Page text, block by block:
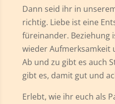
Dann seid ihr in
richtig. Liebe ist eine
füreinander. Beziehung
wieder Aufmerksamkeit
Ab und zu gibt es auch
gibt es, damit gut und
Erlebt, wie ihr euch als